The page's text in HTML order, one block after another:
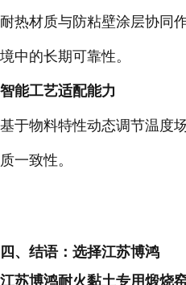
耐热材质与防粘壁涂层协同
境中的长期可靠性。
智能工艺适配能力
基于物料特性动态调节温度
质一致性。
四、结语：选择江苏博鸿
江苏博鸿耐火黏土专用煅烧